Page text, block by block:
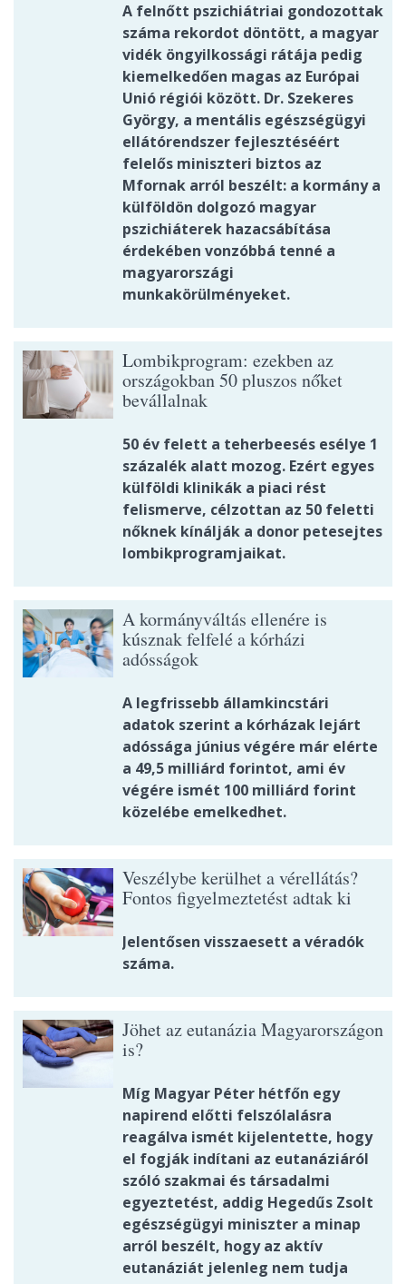
A felnőtt pszichiátriai gondozottak
száma rekordot döntött, a magyar
vidék öngyilkossági rátája pedig
kiemelkedően magas az Európai
Unió régiói között. Dr. Szekeres
György, a mentális egészségügyi
ellátórendszer fejlesztéséért
felelős miniszteri biztos az
Mfornak arról beszélt: a kormány a
külföldön dolgozó magyar
pszichiáterek hazacsábítása
érdekében vonzóbbá tenné a
magyarországi
munkakörülményeket.
Lombikprogram: ezekben az
országokban 50 pluszos nőket
bevállalnak
50 év felett a teherbeesés esélye 1
százalék alatt mozog. Ezért egyes
külföldi klinikák a piaci rést
felismerve, célzottan az 50 feletti
nőknek kínálják a donor petesejtes
lombikprogramjaikat.
A kormányváltás ellenére is
kúsznak felfelé a kórházi
adósságok
A legfrissebb államkincstári
adatok szerint a kórházak lejárt
adóssága június végére már elérte
a 49,5 milliárd forintot, ami év
végére ismét 100 milliárd forint
közelébe emelkedhet.
Veszélybe kerülhet a vérellátás?
Fontos figyelmeztetést adtak ki
Jelentősen visszaesett a véradók
száma.
Jöhet az eutanázia Magyarországon
is?
Míg Magyar Péter hétfőn egy
napirend előtti felszólalásra
reagálva ismét kijelentette, hogy
el fogják indítani az eutanáziáról
szóló szakmai és társadalmi
egyeztetést, addig Hegedűs Zsolt
egészségügyi miniszter a minap
arról beszélt, hogy az aktív
eutanáziát jelenleg nem tudja